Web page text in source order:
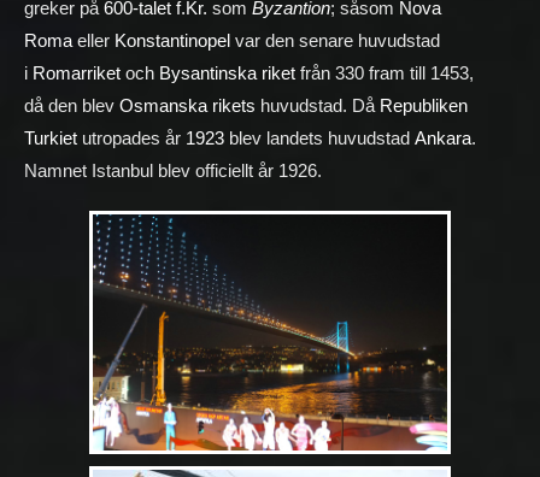
greker på600-talet f.Kr. som Byzantion; såsom Nova
Romaeller Konstantinopel var den senare huvudstad
i Romarriket och Bysantinska riket från 330 fram till 1453,
då den blev Osmanska rikets huvudstad. Då Republiken
Turkiet utropades år 1923 blev landets huvudstad Ankara.
Namnet Istanbul blev officiellt år 1926.